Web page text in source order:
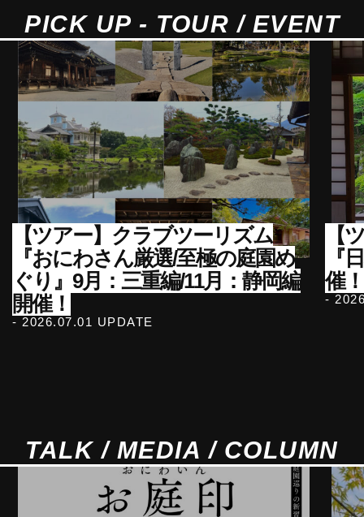
PICK UP - TOUR / EVENT
【ツアー】クラブツーリズム
『おにわさん厳選/至極の庭園め
ぐり』9月：三重編/11月：静岡編
開催！
- 2026.07.01 UPDATE
【
『
催
-
TALK / MEDIA / COLUMN